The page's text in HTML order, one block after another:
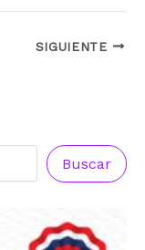
SIGUIENTE
Buscar